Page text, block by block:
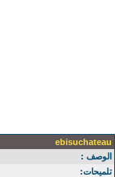
ebisuchateau
الوصف :
تلميحات: